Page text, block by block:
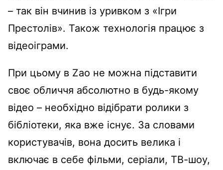
– так він вчинив із уривком з «Ігри
Престолів». Також технологія працює з
відеоіграми.
При цьому в Zao не можна підставити
своє обличчя абсолютно в будь-якому
відео – необхідно відібрати ролики з
бібліотеки, яка вже існує. За словами
користувачів, вона досить велика і
включає в себе фільми, серіали, ТВ-шоу,